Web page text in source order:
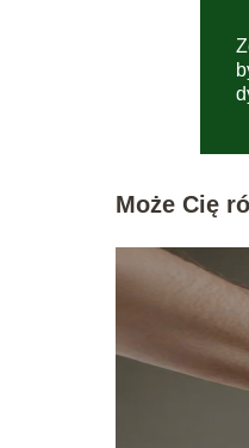
Może Cię